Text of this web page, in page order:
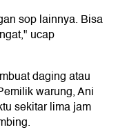
sop lainnya. Bisa
ucap
daging atau
warung, Ani
sekitar lima jam